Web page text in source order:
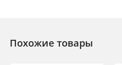
Похожие товары